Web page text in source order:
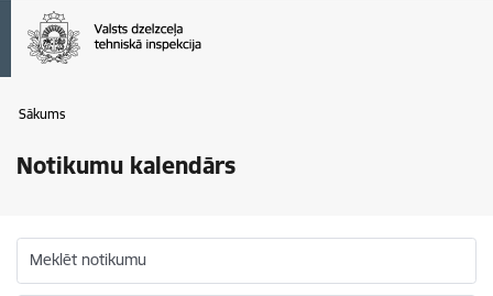
Sākums
Notikumu kalendārs
Meklēt notikumu